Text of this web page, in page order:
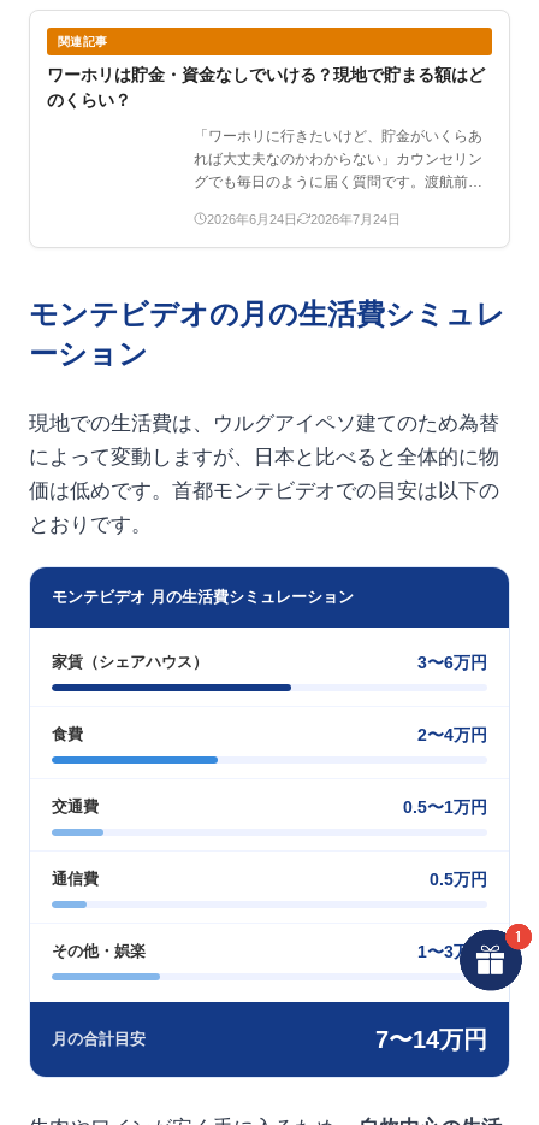
関連記事
ワーホリは貯金・資金なしでいける？現地で貯まる額はど
のくらい？
「ワーホリに行きたいけど、貯金がいくらあ
れば大丈夫なのかわからない」カウンセリン
グでも毎日のように届く質問です。渡航前に
2026年6月24日 2026年7月24日
モンテビデオの月の生活費シミュレ
ーション
現地での生活費は、ウルグアイペソ建てのため為替
によって変動しますが、日本と比べると全体的に物
価は低めです。首都モンテビデオでの目安は以下の
とおりです。
モンテビデオ 月の生活費シミュレーション
家賃（シェアハウス） 3〜6万円
食費 2〜4万円
交通費 0.5〜1万円
通信費 0.5万円
その他・娯楽 1〜3万円
月の合計目安 7〜14万円